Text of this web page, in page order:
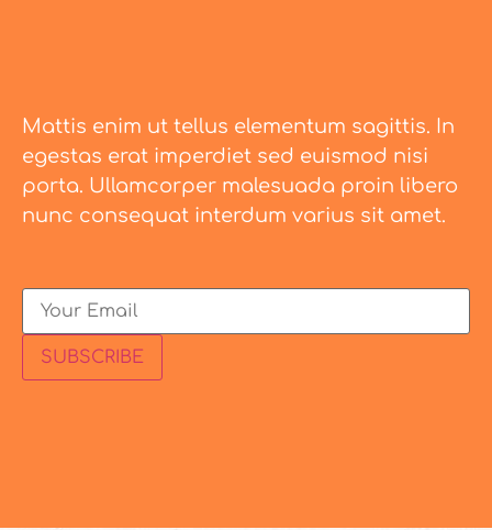
Mattis enim ut tellus elementum sagittis. In
egestas erat imperdiet sed euismod nisi
porta. Ullamcorper malesuada proin libero
nunc consequat interdum varius sit amet.